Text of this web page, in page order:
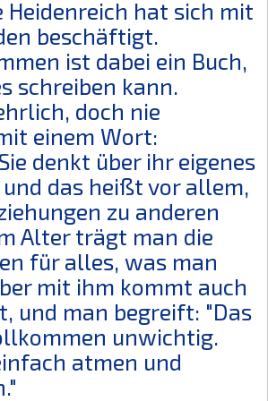
Heidenreich hat sich mit
beschäftigt.
ist dabei ein Buch,
schreiben kann.
doch nie
einem Wort:
denkt über ihr eigenes
und das heißt vor allem,
zu anderen
Alter trägt man die
für alles, was man
mit ihm kommt auch
und man begreift: "Das
unwichtig.
atmen und